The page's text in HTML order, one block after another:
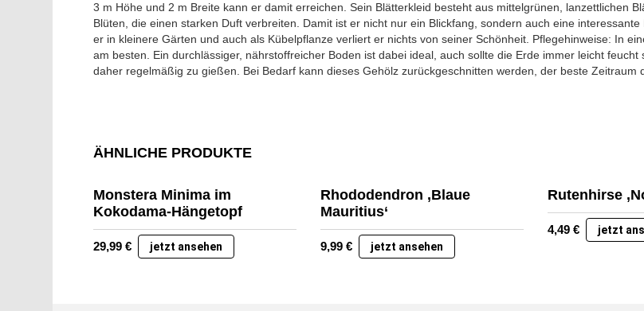
3 m Höhe und 2 m Breite kann er damit erreichen. Sein Blätterkleid besteht aus mittelgrünen, lanzettlichen
Blüten, die einen starken Duft verbreiten. Damit ist er nicht nur ein Blickfang, sondern auch eine
er in kleinere Gärten und auch als Kübelpflanze verliert er nichts von seiner Schönheit. Pflegehinweise: In
am besten. Ein durchlässiger, nährstoffreicher Boden ist dabei ideal, auch sollte die Erde immer leicht
daher regelmäßig zu gießen. Bei Bedarf kann dieses Gehölz zurückgeschnitten werden, der beste Zeitraum
ÄHNLICHE PRODUKTE
Monstera Minima im
Kokodama-Hängetopf
29,99 € jetzt ansehen
Rhododendron ‚Blaue
Mauritius‘
9,99 € jetzt ansehen
Rutenhirse
4,49 € jetzt